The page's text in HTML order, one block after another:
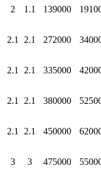
2 1.1 139000
2.1 2.1 272000
2.1 2.1 335000
2.1 2.1 380000
2.1 2.1 450000
3 3 475000